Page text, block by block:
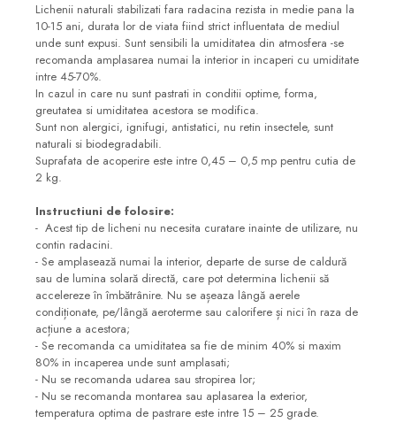
Lichenii naturali stabilizati fara radacina rezista in medie pana la
10-15 ani, durata lor de viata fiind strict influentata de mediul
unde sunt expusi. Sunt sensibili la umiditatea din atmosfera -se
recomanda amplasarea numai la interior in incaperi cu umiditate
intre 45-70%.
In cazul in care nu sunt pastrati in conditii optime, forma,
greutatea si umiditatea acestora se modifica.
Sunt non alergici, ignifugi, antistatici, nu retin insectele, sunt
naturali si biodegradabili.
Suprafata de acoperire este intre 0,45 – 0,5 mp pentru cutia de
2 kg.
Instructiuni de folosire:
- Acest tip de licheni nu necesita curatare inainte de utilizare, nu
contin radacini.
- Se amplasează numai la interior, departe de surse de caldură
sau de lumina solară directă, care pot determina lichenii să
accelereze în îmbătrânire. Nu se așeaza lângă aerele
condiționate, pe/lângă aeroterme sau calorifere și nici în raza de
acțiune a acestora;
- Se recomanda ca umiditatea sa fie de minim 40% si maxim
80% in incaperea unde sunt amplasati;
- Nu se recomanda udarea sau stropirea lor;
- Nu se recomanda montarea sau aplasarea la exterior,
temperatura optima de pastrare este intre 15 – 25 grade.